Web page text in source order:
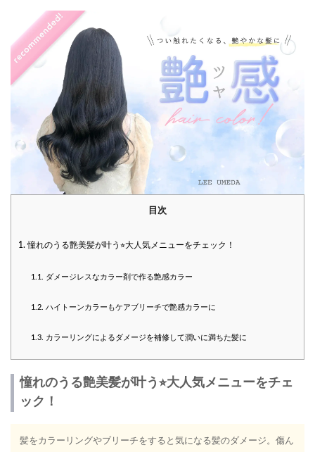
目次
1. 憧れのうる艶美髪が叶う⭐︎大人気メニューをチェック！
1.1. ダメージレスなカラー剤で作る艶感カラー
1.2. ハイトーンカラーもケアブリーチで艶感カラーに
1.3. カラーリングによるダメージを補修して潤いに満ちた髪に
憧れのうる艶美髪が叶う⭐︎大人気メニューをチェ
ック！
髪をカラーリングやブリーチをすると気になる髪のダメージ。傷ん